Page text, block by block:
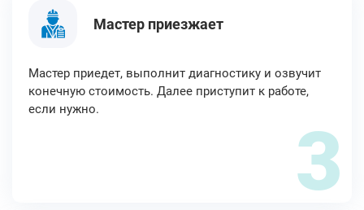
Мастер приезжает
Мастер приедет, выполнит диагностику и озвучит
конечную стоимость. Далее приступит к работе,
если нужно.
3